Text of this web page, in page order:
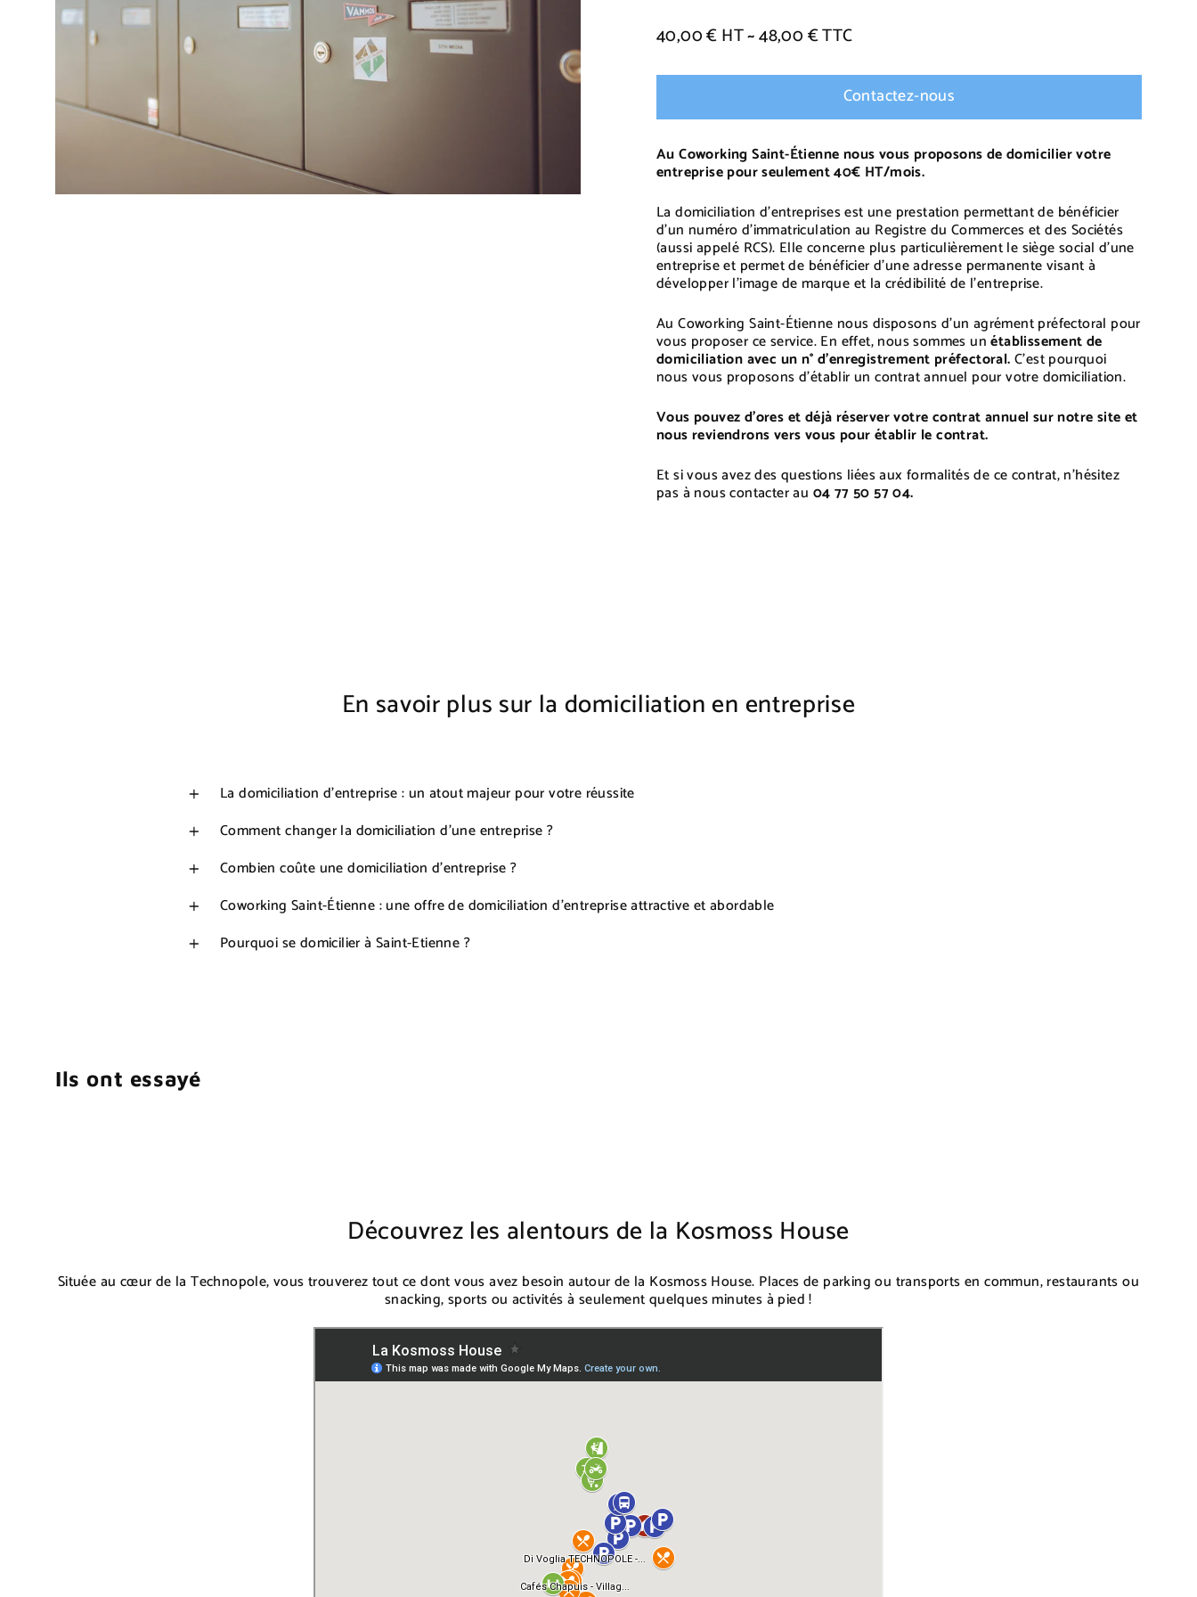
Prix
40,00 € HT ~ 48,00 € TTC
Contactez-nous
Au Coworking Saint-Étienne nous vous proposons de domicilier votre
entreprise pour seulement 40€ HT/mois.
La domiciliation d’entreprises est une prestation permettant de bénéficier
d’un numéro d’immatriculation au Registre du Commerces et des Sociétés
(aussi appelé RCS). Elle concerne plus particulièrement le siège social d’une
entreprise et permet de bénéficier d’une adresse permanente visant à
développer l’image de marque et la crédibilité de l’entreprise.
Au Coworking Saint-Étienne nous disposons d’un agrément préfectoral pour
vous proposer ce service. En effet, nous sommes unétablissement de
domiciliation avec un n° d’enregistrement préfectoral.C’est pourquoi
nous vous proposons d’établir un contrat annuel pour votre domiciliation.
Vous pouvez d’ores et déjà réserver votre contrat annuel sur notre site et
nous reviendrons vers vous pour établir le contrat.
Et si vous avez des questions liées aux formalités de ce contrat, n’hésitez
pas à nous contacter au 04 77 50 57 04.
En savoir plus sur la domiciliation en entreprise
La domiciliation d'entreprise : un atout majeur pour votre réussite
Comment changer la domiciliation d'une entreprise ?
Combien coûte une domiciliation d'entreprise ?
Coworking Saint-Étienne : une offre de domiciliation d'entreprise attractive et abordable
Pourquoi se domicilier à Saint-Etienne ?
Ils ont essayé
Découvrez les alentours de la Kosmoss House
Située au cœur de la Technopole, vous trouverez tout ce dont vous avez besoin autour de la Kosmoss House. Places de parking ou transports en commun, restaurants ou
snacking, sports ou activités à seulement quelques minutes à pied !